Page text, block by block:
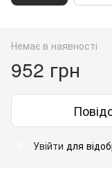
Немає в наявності
952 грн
Увійти для